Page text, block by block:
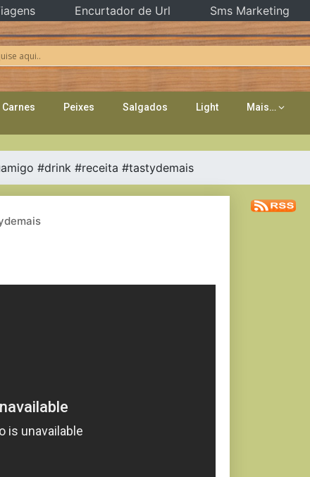
Carnes Peixes Salgados Light Mais…
#drink #receita #tastydemais
Encurtador de Url Sms Marketing